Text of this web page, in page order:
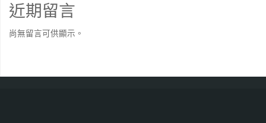
近期留言
尚無留言可供顯示。